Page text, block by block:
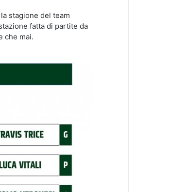
stagione del team
fatta di partite da
che mai.